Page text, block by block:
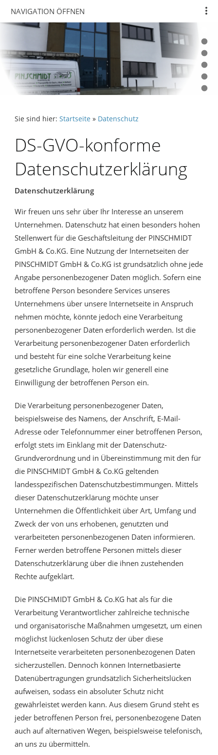
NAVIGATION ÖFFNEN
Sie sind hier: Startseite » Datenschutz
DS-GVO-konforme
Datenschutzerklärung
Datenschutzerklärung
Wir freuen uns sehr über Ihr Interesse an unserem
Unternehmen. Datenschutz hat einen besonders hohen
Stellenwert für die Geschäftsleitung der PINSCHMIDT
GmbH & Co.KG. Eine Nutzung der Internetseiten der
PINSCHMIDT GmbH & Co.KG ist grundsätzlich ohne jede
Angabe personenbezogener Daten möglich. Sofern eine
betroffene Person besondere Services unseres
Unternehmens über unsere Internetseite in Anspruch
nehmen möchte, könnte jedoch eine Verarbeitung
personenbezogener Daten erforderlich werden. Ist die
Verarbeitung personenbezogener Daten erforderlich
und besteht für eine solche Verarbeitung keine
gesetzliche Grundlage, holen wir generell eine
Einwilligung der betroffenen Person ein.
Die Verarbeitung personenbezogener Daten,
beispielsweise des Namens, der Anschrift, E-Mail-
Adresse oder Telefonnummer einer betroffenen Person,
erfolgt stets im Einklang mit der Datenschutz-
Grundverordnung und in Übereinstimmung mit den für
die PINSCHMIDT GmbH & Co.KG geltenden
landesspezifischen Datenschutzbestimmungen. Mittels
dieser Datenschutzerklärung möchte unser
Unternehmen die Öffentlichkeit über Art, Umfang und
Zweck der von uns erhobenen, genutzten und
verarbeiteten personenbezogenen Daten informieren.
Ferner werden betroffene Personen mittels dieser
Datenschutzerklärung über die ihnen zustehenden
Rechte aufgeklärt.
Die PINSCHMIDT GmbH & Co.KG hat als für die
Verarbeitung Verantwortlicher zahlreiche technische
und organisatorische Maßnahmen umgesetzt, um einen
möglichst lückenlosen Schutz der über diese
Internetseite verarbeiteten personenbezogenen Daten
sicherzustellen. Dennoch können Internetbasierte
Datenübertragungen grundsätzlich Sicherheitslücken
aufweisen, sodass ein absoluter Schutz nicht
gewährleistet werden kann. Aus diesem Grund steht es
jeder betroffenen Person frei, personenbezogene Daten
auch auf alternativen Wegen, beispielsweise telefonisch,
an uns zu übermitteln.